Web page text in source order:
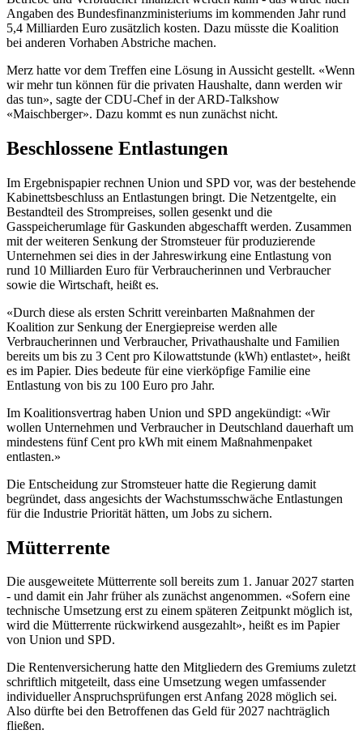
Angaben des Bundesfinanzministeriums im kommenden Jahr rund
5,4 Milliarden Euro zusätzlich kosten. Dazu müsste die Koalition
bei anderen Vorhaben Abstriche machen.
Merz hatte vor dem Treffen eine Lösung in Aussicht gestellt. «Wenn
wir mehr tun können für die privaten Haushalte, dann werden wir
das tun», sagte der CDU-Chef in der ARD-Talkshow
«Maischberger». Dazu kommt es nun zunächst nicht.
Beschlossene Entlastungen
Im Ergebnispapier rechnen Union und SPD vor, was der bestehende
Kabinettsbeschluss an Entlastungen bringt. Die Netzentgelte, ein
Bestandteil des Strompreises, sollen gesenkt und die
Gasspeicherumlage für Gaskunden abgeschafft werden. Zusammen
mit der weiteren Senkung der Stromsteuer für produzierende
Unternehmen sei dies in der Jahreswirkung eine Entlastung von
rund 10 Milliarden Euro für Verbraucherinnen und Verbraucher
sowie die Wirtschaft, heißt es.
«Durch diese als ersten Schritt vereinbarten Maßnahmen der
Koalition zur Senkung der Energiepreise werden alle
Verbraucherinnen und Verbraucher, Privathaushalte und Familien
bereits um bis zu 3 Cent pro Kilowattstunde (kWh) entlastet», heißt
es im Papier. Dies bedeute für eine vierköpfige Familie eine
Entlastung von bis zu 100 Euro pro Jahr.
Im Koalitionsvertrag haben Union und SPD angekündigt: «Wir
wollen Unternehmen und Verbraucher in Deutschland dauerhaft um
mindestens fünf Cent pro kWh mit einem Maßnahmenpaket
entlasten.»
Die Entscheidung zur Stromsteuer hatte die Regierung damit
begründet, dass angesichts der Wachstumsschwäche Entlastungen
für die Industrie Priorität hätten, um Jobs zu sichern.
Mütterrente
Die ausgeweitete Mütterrente soll bereits zum 1. Januar 2027 starten
- und damit ein Jahr früher als zunächst angenommen. «Sofern eine
technische Umsetzung erst zu einem späteren Zeitpunkt möglich ist,
wird die Mütterrente rückwirkend ausgezahlt», heißt es im Papier
von Union und SPD.
Die Rentenversicherung hatte den Mitgliedern des Gremiums zuletzt
schriftlich mitgeteilt, dass eine Umsetzung wegen umfassender
individueller Anspruchsprüfungen erst Anfang 2028 möglich sei.
Also dürfte bei den Betroffenen das Geld für 2027 nachträglich
fließen.